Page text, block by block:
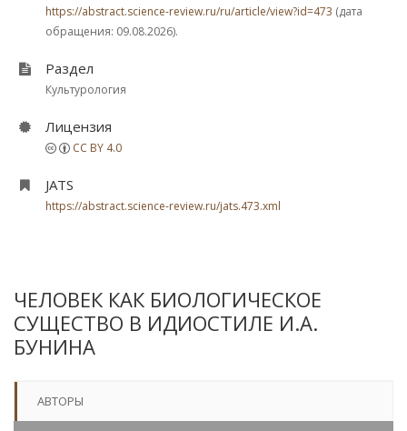
https://abstract.science-review.ru/ru/article/view?id=473 (дата
обращения: 09.08.2026).
Раздел
Культурология
Лицензия
CC BY 4.0
JATS
https://abstract.science-review.ru/jats.473.xml
ЧЕЛОВЕК КАК БИОЛОГИЧЕСКОЕ
СУЩЕСТВО В ИДИОСТИЛЕ И.А.
БУНИНА
АВТОРЫ